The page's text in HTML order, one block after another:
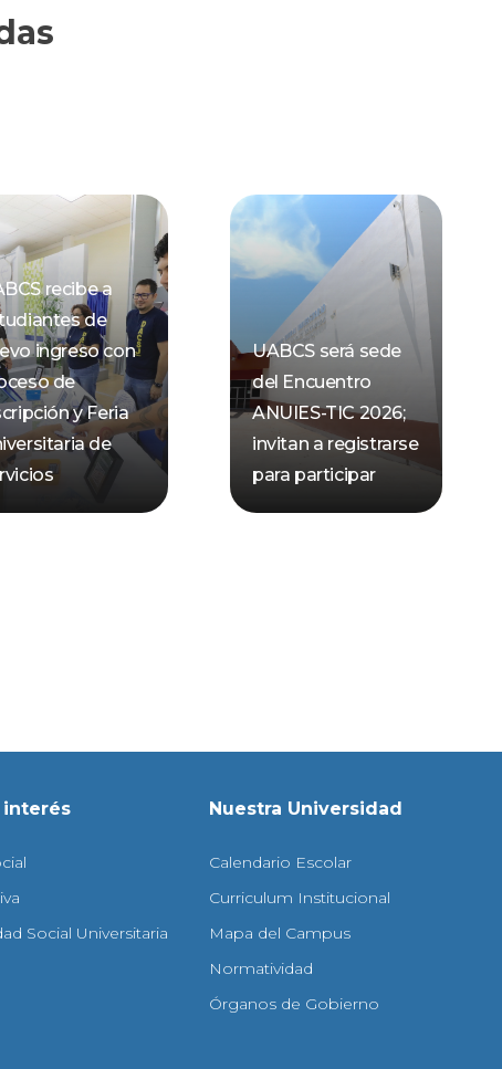
recibe a
de
ingreso con
de
y Feria
de
UABCS será sede
del Encuentro
ANUIES-TIC 2026;
invitan a registrarse
para participar
interés
Social Universitaria
Nuestra Universidad
Calendario Escolar
Curriculum Institucional
Mapa del Campus
Normatividad
Órganos de Gobierno